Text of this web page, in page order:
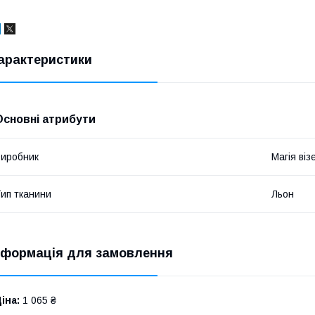
атрибути
Магія
тканини Льон
для замовлення
1 065 ₴